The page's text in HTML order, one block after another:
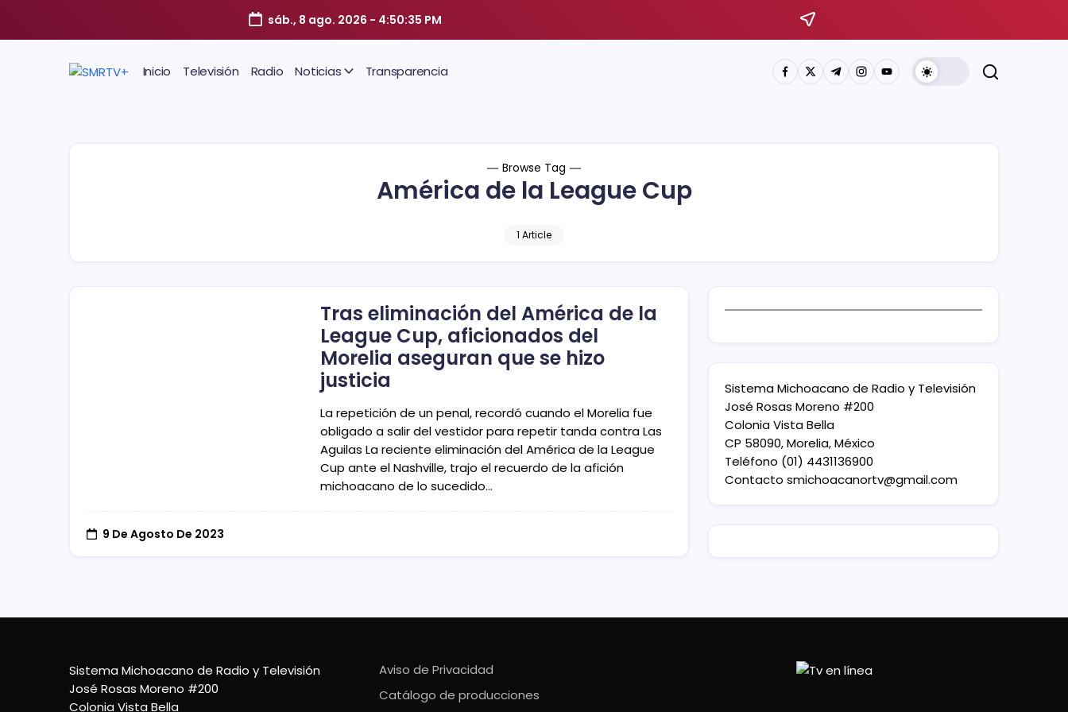
sáb., 8 ago. 2026 - 4:50:36 PM
Inicio Televisión Radio Noticias Transparencia
Browse Tag
América de la League Cup
1 Article
Tras eliminación del América de la
League Cup, aficionados del
Morelia aseguran que se hizo
justicia
La repetición de un penal, recordó cuando el Morelia fue
obligado a salir del vestidor para repetir tanda contra Las
Aguilas La reciente eliminación del América de la League
Cup ante el Nashville, trajo el recuerdo de la afición
michoacano de lo sucedido…
9 De Agosto De 2023
Sistema Michoacano de Radio y Televisión
José Rosas Moreno #200
Colonia Vista Bella
CP 58090, Morelia, México
Teléfono (01) 4431136900
Contacto smichoacanortv@gmail.com
Sistema Michoacano de Radio y Televisión
José Rosas Moreno #200
Colonia Vista Bella
Aviso de Privacidad
Catálogo de producciones